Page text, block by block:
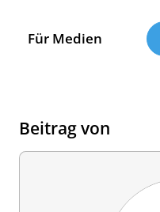
Für Medien
Beitrag von